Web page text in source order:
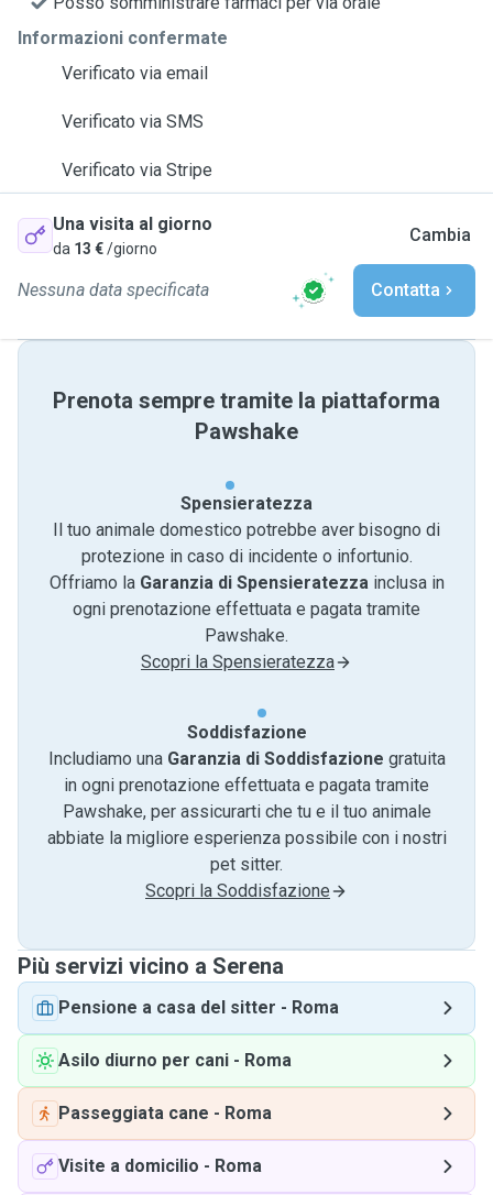
Informazioni confermate
Verificato via email
Verificato via SMS
Verificato via Stripe
Una visita al giorno
da 13 €/giorno
Cambia
Nessuna data specificata Contatta
Prenota sempre tramite la piattaforma
Pawshake
Spensieratezza
Il tuo animale domestico potrebbe aver bisogno di
protezione in caso di incidente o infortunio.
Offriamo la Garanzia di Spensieratezzainclusa in
ogni prenotazione effettuata e pagata tramite
Pawshake.
Scopri la Spensieratezza
Soddisfazione
Includiamo una Garanzia di Soddisfazione gratuita
in ogni prenotazione effettuata e pagata tramite
Pawshake, per assicurarti che tu e il tuo animale
abbiate la migliore esperienza possibile con i nostri
pet sitter.
Scopri la Soddisfazione
Più servizi vicino a Serena
Pensione a casa del sitter - Roma
Asilo diurno per cani - Roma
Passeggiata cane - Roma
Visite a domicilio - Roma